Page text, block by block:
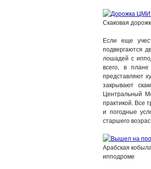
Скаковая
Если еще
подвергаются
лошадей с
всего, в
представляют
закрывают
Центральный
практикой. Все
и погодные
старшего
Арабская
ипподроме